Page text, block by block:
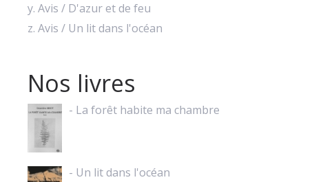
y. Avis / D'azur et de feu
z. Avis / Un lit dans l'océan
Nos livres
- La forêt habite ma chambre
- Un lit dans l'océan